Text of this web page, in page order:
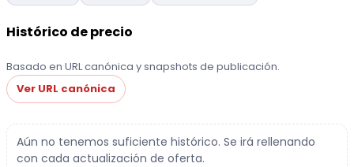
Histórico de precio
Basado en URL canónica y snapshots de publicación.
Ver URL canónica
Aún no tenemos suficiente histórico. Se irá rellenando
con cada actualización de oferta.